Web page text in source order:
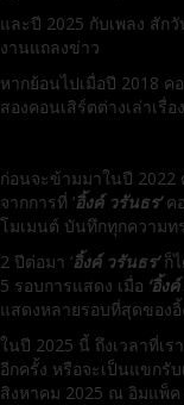
และปี 2025 กับเพลง สัก
งานแถลงข่าว
หากย้อนไปเมื่อปี 2018 ค
สองคอนเสิร์ตต่างเล่าเรื่
ก่อนจะข้ามมาในปี 2022
จากการที่ ‘อิ้งค์ วรันธร’ค
โมเมนต์ บันทึกทุกความท
2 ปีต่อมา ‘อิ้งค์ วรันธร’ก็
5 รอบการแสดง เมื่อ ‘อิ้ง
แสดงหลายรอบที่สุดของอิ้
ในปี 2025 นี้ ถึงเวลาที่เร
อีกครั้ง หรือจะเป็นแขกรั
สิงหาคม 2025 ณ อิมแพ็ค